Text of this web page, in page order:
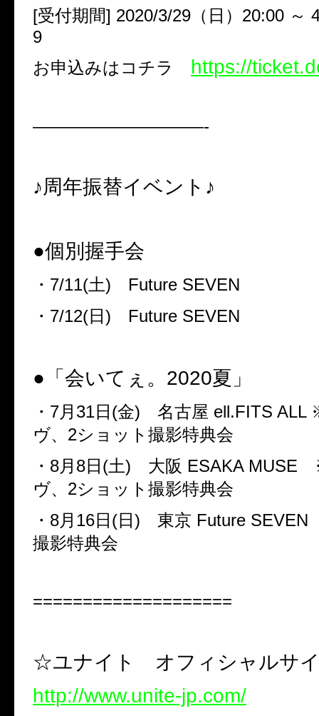
[受付期間] 2020/3/29 （日） 20:00 ～
9
お申込みはコチラ https://
——————————-
♪周年振替イベント♪
●個別握手会
・ 7/11(土)
Future SEVEN
・ 7/12(日 ) Future SEVEN
● 「会いてぇ。 2020夏」
・ 7月 31日 (金) 名古屋 ell.FITS ALL
ヴ、 2ショット撮影特典会
・ 8月 8日 (土) 大阪 ESAKA MUSE
ヴ、 2ショット撮影特典会
・ 8月 16日 (日 ) 東京 Future SEVEN
撮影特典会
====================
☆ユナイト オフィシャルサ
http://www.unite-jp.com/